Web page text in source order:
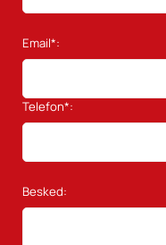
Email*:
Telefon*:
Besked: